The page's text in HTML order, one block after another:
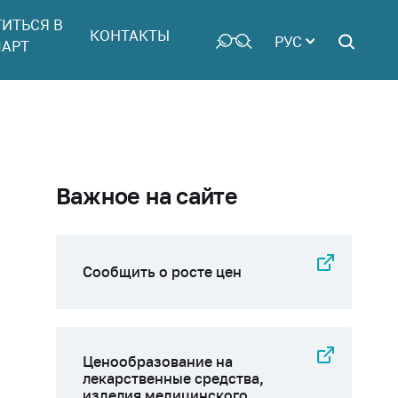
В
КОНТАКТЫ РУС
Важное на сайте
Сообщить о росте цен
Ценообразование на
лекарственные средства,